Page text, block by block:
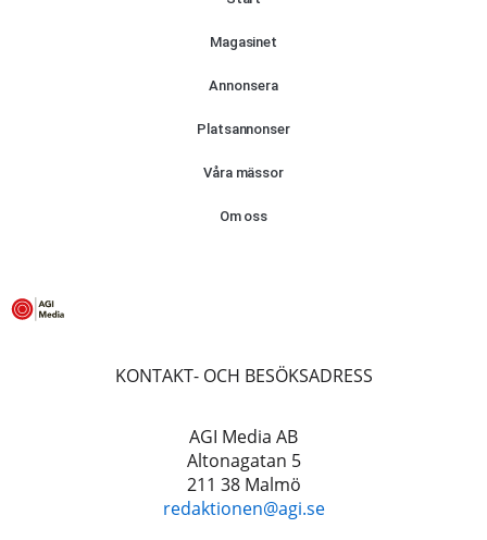
Magasinet
Annonsera
Platsannonser
Våra mässor
Om oss
KONTAKT- OCH BESÖKSADRESS
AGI Media AB
Altonagatan 5
211 38 Malmö
redaktionen@agi.se